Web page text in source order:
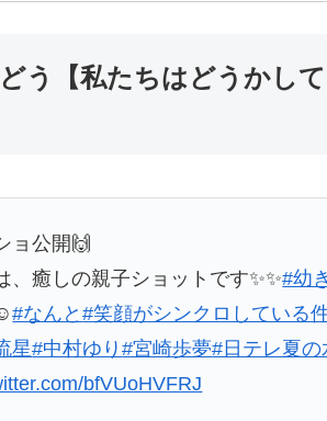
う【私たちはどうかし
ョ公開🙌
、癒しの親子ショットです✨✨#幼
#なんと#笑顔がシンクロしている
星#中村ゆり#宮崎歩夢#日テレ夏の
bfVUoHVFRJ